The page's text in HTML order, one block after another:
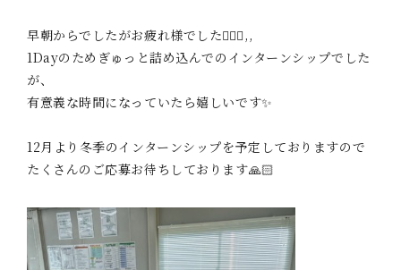
早朝からでしたがお疲れ様でした🙇🏻‍♀️,,
1Dayのためぎゅっと詰め込んでのインターンシップでした
が、
有意義な時間になっていたら嬉しいです✨
12月より冬季のインターンシップを予定しておりますので
たくさんのご応募お待ちしております🙏🏻